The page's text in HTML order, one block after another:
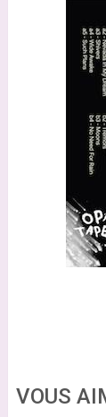
VOUS